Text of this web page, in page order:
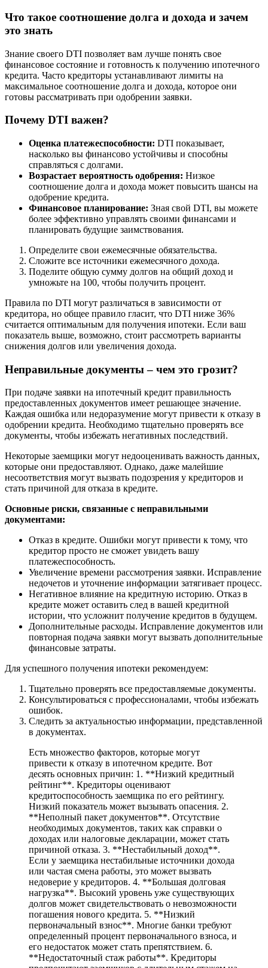
Что такое соотношение долга и дохода и зачем
это знать
Знание своего DTI позволяет вам лучше понять свое
финансовое состояние и готовность к получению ипотечного
кредита. Часто кредиторы устанавливают лимиты на
максимальное соотношение долга и дохода, которое они
готовы рассматривать при одобрении заявки.
Почему DTI важен?
Оценка платежеспособности: DTI показывает,
насколько вы финансово устойчивы и способны
справляться с долгами.
Возрастает вероятность одобрения: Низкое
соотношение долга и дохода может повысить шансы на
одобрение кредита.
Финансовое планирование: Зная свой DTI, вы можете
более эффективно управлять своими финансами и
планировать будущие заимствования.
Определите свои ежемесячные обязательства.
Сложите все источники ежемесячного дохода.
Поделите общую сумму долгов на общий доход и
умножьте на 100, чтобы получить процент.
Правила по DTI могут различаться в зависимости от
кредитора, но общее правило гласит, что DTI ниже 36%
считается оптимальным для получения ипотеки. Если ваш
показатель выше, возможно, стоит рассмотреть варианты
снижения долгов или увеличения дохода.
Неправильные документы – чем это грозит?
При подаче заявки на ипотечный кредит правильность
предоставленных документов имеет решающее значение.
Каждая ошибка или недоразумение могут привести к отказу в
одобрении кредита. Необходимо тщательно проверять все
документы, чтобы избежать негативных последствий.
Некоторые заемщики могут недооценивать важность данных,
которые они предоставляют. Однако, даже малейшие
несоответствия могут вызвать подозрения у кредиторов и
стать причиной для отказа в кредите.
Основные риски, связанные с неправильными
документами:
Отказ в кредите. Ошибки могут привести к тому, что
кредитор просто не сможет увидеть вашу
платежеспособность.
Увеличение времени рассмотрения заявки. Исправление
недочетов и уточнение информации затягивает процесс.
Негативное влияние на кредитную историю. Отказ в
кредите может оставить след в вашей кредитной
истории, что усложнит получение кредитов в будущем.
Дополнительные расходы. Исправление документов или
повторная подача заявки могут вызвать дополнительные
финансовые затраты.
Для успешного получения ипотеки рекомендуем:
Тщательно проверять все предоставляемые документы.
Консультироваться с профессионалами, чтобы избежать
ошибок.
Следить за актуальностью информации, представленной
в документах.
Есть множество факторов, которые могут
привести к отказу в ипотечном кредите. Вот
десять основных причин: 1. **Низкий кредитный
рейтинг**. Кредиторы оценивают
кредитоспособность заемщика по его рейтингу.
Низкий показатель может вызывать опасения. 2.
**Неполный пакет документов**. Отсутствие
необходимых документов, таких как справки о
доходах или налоговые декларации, может стать
причиной отказа. 3. **Нестабильный доход**.
Если у заемщика нестабильные источники дохода
или частая смена работы, это может вызвать
недоверие у кредиторов. 4. **Большая долговая
нагрузка**. Высокий уровень уже существующих
долгов может свидетельствовать о невозможности
погашения нового кредита. 5. **Низкий
первоначальный взнос**. Многие банки требуют
определенный процент первоначального взноса, и
его недостаток может стать препятствием. 6.
**Недостаточный стаж работы**. Кредиторы